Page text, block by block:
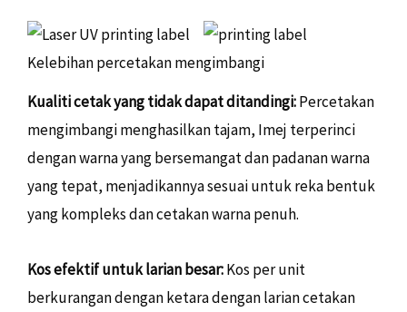
Kelebihan percetakan mengimbangi
Kualiti cetak yang tidak dapat ditandingi:Percetakan
mengimbangi menghasilkan tajam, Imej terperinci
dengan warna yang bersemangat dan padanan warna
yang tepat, menjadikannya sesuai untuk reka bentuk
yang kompleks dan cetakan warna penuh.
Kos efektif untuk larian besar:Kos per unit
berkurangan dengan ketara dengan larian cetakan